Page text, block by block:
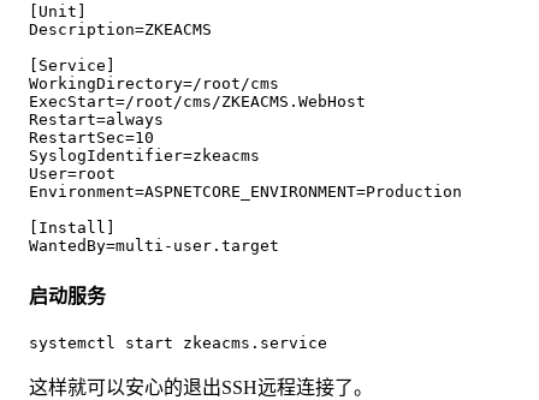
[Unit]
Description=ZKEACMS
[Service]
WorkingDirectory=/root/cms
ExecStart=/root/cms/ZKEACMS.WebHost
Restart=always
RestartSec=10
SyslogIdentifier=zkeacms
User=root
Environment=ASPNETCORE_ENVIRONMENT=Production
[Install]
WantedBy=multi-user.target
启动服务
systemctl start zkeacms.service
这样就可以安心的退出SSH远程连接了。